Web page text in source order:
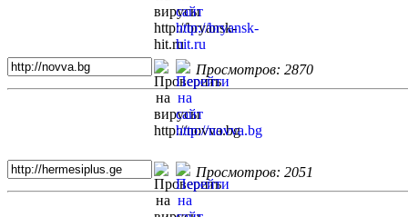
Просмотров: 2870
Просмотров: 2051